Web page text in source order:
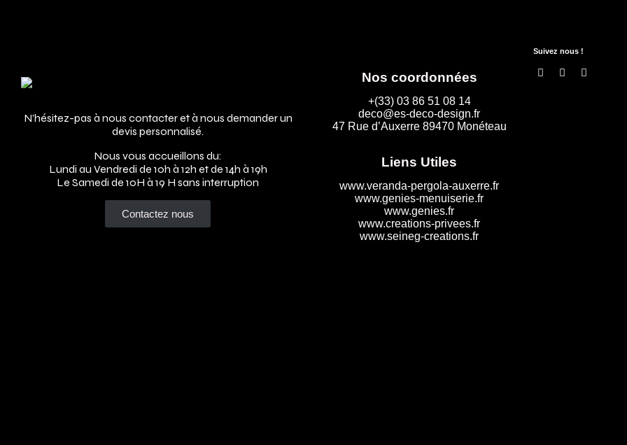
N’hésitez-pas à nous contacter et à nous demander un
devis personnalisé.
Nous vous accueillons du:
Lundi au Vendredi de 10h à 12h et de 14h à 19h
Le Samedi de 10H à 19 H sans interruption
Contactez nous
Nos coordonnées
+(33) 03 86 51 08 14
deco@es-deco-design.fr
47 Rue d’Auxerre 89470 Monéteau
Liens Utiles
www.veranda-pergola-auxerre.fr
www.genies-menuiserie.fr
www.genies.fr
www.creations-privees.fr
www.seineg-creations.fr
Suivez nous !